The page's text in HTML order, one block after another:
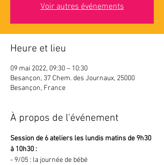
Voir autres événements
Heure et lieu
09 mai 2022, 09:30 – 10:30
Besançon, 37 Chem. des Journaux, 25000
Besançon, France
À propos de l'événement
Session de 6 ateliers les lundis matins de 9h30
à 10h30 :
- 9/05 : la journée de bébé